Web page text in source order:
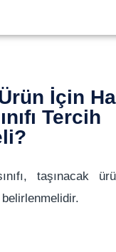
İçin
Tercih
taşınacak